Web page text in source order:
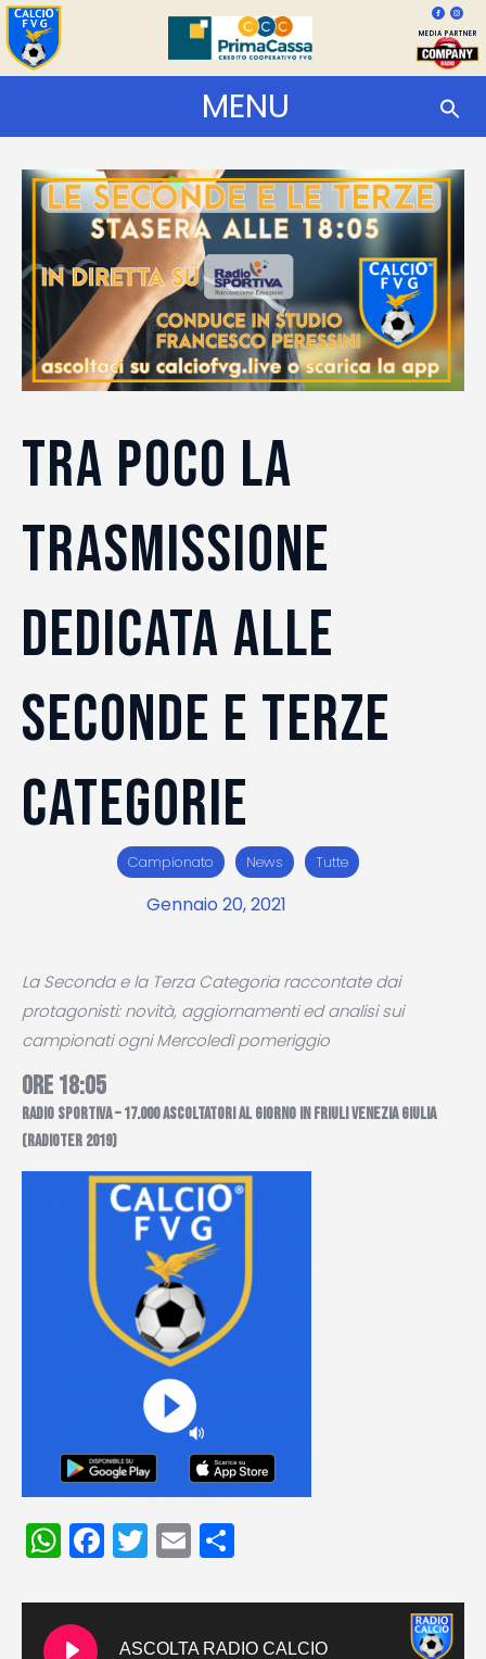
MEDIA PARTNER
MENU
TRA POCO LA
TRASMISSIONE
DEDICATA ALLE
SECONDE E TERZE
CATEGORIE
Campionato News Tutte
Gennaio 20, 2021
La Seconda e la Terza Categoria raccontate dai
protagonisti: novità, aggiornamenti ed analisi sui
campionati ogni Mercoledì pomeriggio
ORE 18:05
RADIO SPORTIVA – 17.000 ASCOLTATORI AL GIORNO IN FRIULI VENEZIA GIULIA
(RADIOTER 2019)
WhatsApp
Facebook
Twitter
Email
ASCOLTA RADIO CALCIO